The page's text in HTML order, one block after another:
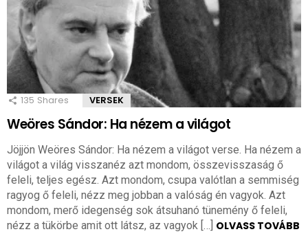
135 Shares VERSEK
Weöres Sándor: Ha nézem a világot
Jöjjön Weöres Sándor: Ha nézem a világot verse. Ha nézem a
világot a világ visszanéz azt mondom, összevisszaság ő
feleli, teljes egész. Azt mondom, csupa valótlan a semmiség
ragyog ő feleli, nézz meg jobban a valóság én vagyok. Azt
mondom, merő idegenség sok átsuhanó tünemény ő feleli,
nézz a tükörbe amit ott látsz, az vagyok […] OLVASS TOVÁBB